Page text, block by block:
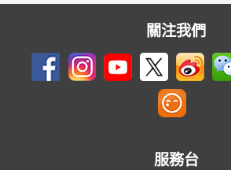
關注我們
服務台